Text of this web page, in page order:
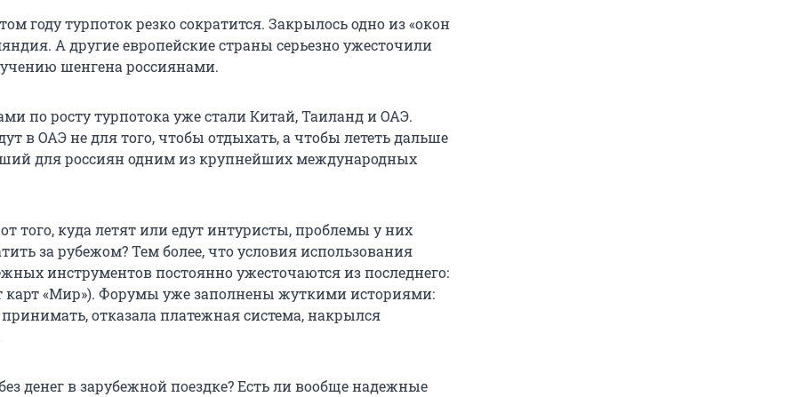
году турпоток резко сократится. Закрылось одно из «окон
А другие европейские страны серьезно ужесточили
шенгена россиянами.
по росту турпотока уже стали Китай, Таиланд и ОАЭ.
в ОАЭ не для того, чтобы отдыхать, а чтобы лететь дальше
для россиян одним из крупнейших международных
того, куда летят или едут интуристы, проблемы у них
за рубежом? Тем более, что условия использования
инструментов постоянно ужесточаются из последнего:
карт «Мир»). Форумы уже заполнены жуткими историями:
принимать, отказала платежная система, накрылся
денег в зарубежной поездке? Есть ли вообще надежные